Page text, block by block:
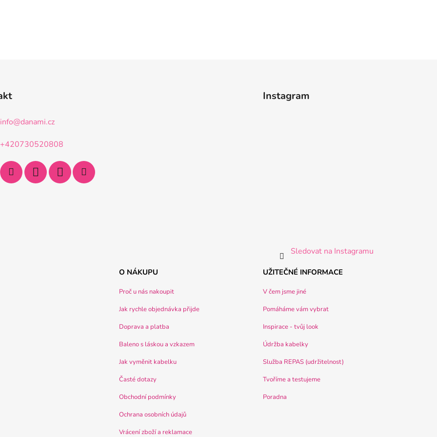
info@danami.cz
+420730520808
Instagram
Sledovat na Instagramu
O NÁKUPU
Proč u nás nakoupit
Jak rychle objednávka přijde
Doprava a platba
Baleno s láskou a vzkazem
Jak vyměnit kabelku
Časté dotazy
Obchodní podmínky
Ochrana osobních údajů
Vrácení zboží a reklamace
UŽITEČNÉ INFORMACE
V čem jsme jiné
Pomáháme vám vybrat
Inspirace - tvůj look
Údržba kabelky
Služba REPAS (udržitelnost)
Tvoříme a testujeme
Poradna